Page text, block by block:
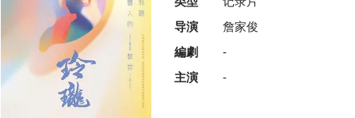
导演
詹家俊
編劇
-
主演
-